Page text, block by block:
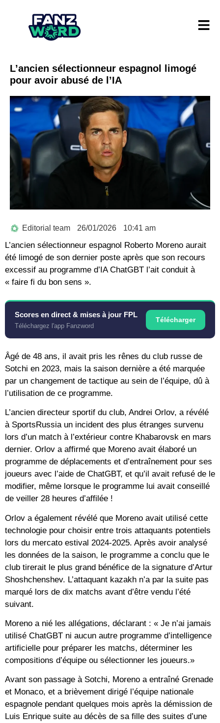
L’ancien sélectionneur espagnol limogé
pour avoir abusé de l’IA
Editorial team 26/01/2026 10:41 am
L’ancien sélectionneur espagnol Roberto Moreno aurait
été limogé de son dernier poste après que son recours
excessif au programme d’IA ChatGBT l’ait conduit à
« faire fi du bon sens ».
Scores en direct & mises à jour FPL
Téléchargez l'app Fanzword
Télécharger
Âgé de 48 ans, il avait pris les rênes du club russe de
Sotchi en 2023, mais la saison dernière a été marquée
par un changement de tactique au sein de l’équipe, dû à
l’utilisation de ce programme.
L’ancien directeur sportif du club, Andrei Orlov, a révélé
à SportsRussia un incident des plus étranges survenu
lors d’un match à l’extérieur contre Khabarovsk en mars
dernier. Orlov a affirmé que Moreno avait élaboré un
programme de déplacements et d’entraînement pour ses
joueurs avec l’aide de ChatGBT, et qu’il avait refusé de le
modifier, même lorsque le programme lui avait conseillé
de veiller 28 heures d’affilée !
Orlov a également révélé que Moreno avait utilisé cette
technologie pour choisir entre trois attaquants potentiels
lors du mercato estival 2024-2025. Après avoir analysé
les données de la saison, le programme a conclu que le
club tirerait le plus grand bénéfice de la signature d’Artur
Shoshchenshev. L’attaquant kazakh n’a par la suite pas
marqué lors de dix matchs avant d’être vendu l’été
suivant.
Moreno a nié les allégations, déclarant : « Je n’ai jamais
utilisé ChatGBT ni aucun autre programme d’intelligence
artificielle pour préparer les matchs, déterminer les
compositions d’équipe ou sélectionner les joueurs.»
Avant son passage à Sotchi, Moreno a entraîné Grenade
et Monaco, et a brièvement dirigé l’équipe nationale
espagnole pendant quelques mois après la démission de
Luis Enrique suite au décès de sa fille des suites d’une